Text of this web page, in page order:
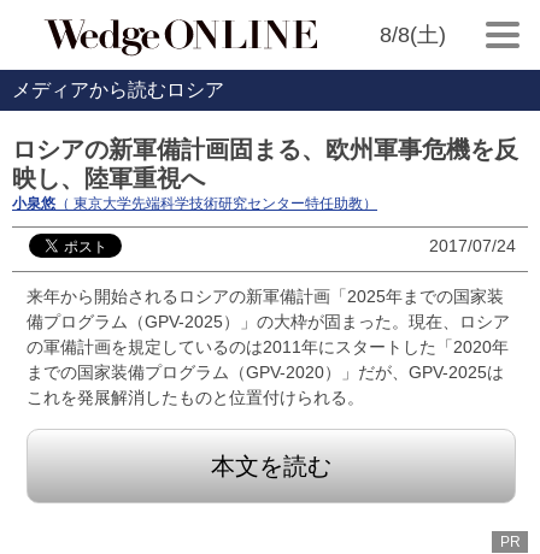
8/8(土)
メディアから読むロシア
ロシアの新軍備計画固まる、欧州軍事危機を反
映し、陸軍重視へ
小泉悠 （ 東京大学先端科学技術研究センター特任助教）
2017/07/24
来年から開始されるロシアの新軍備計画「2025年までの国家装
備プログラム（GPV-2025）」の大枠が固まった。現在、ロシア
の軍備計画を規定しているのは2011年にスタートした「2020年
までの国家装備プログラム（GPV-2020）」だが、GPV-2025は
これを発展解消したものと位置付けられる。
本文を読む
PR